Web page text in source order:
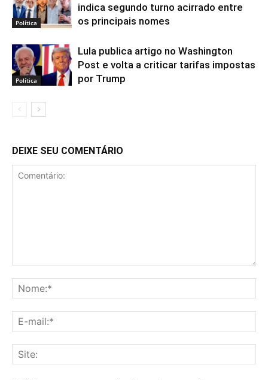
Política
indica segundo turno acirrado entre
os principais nomes
Política
Lula publica artigo no Washington
Post e volta a criticar tarifas impostas
por Trump
DEIXE SEU COMENTÁRIO